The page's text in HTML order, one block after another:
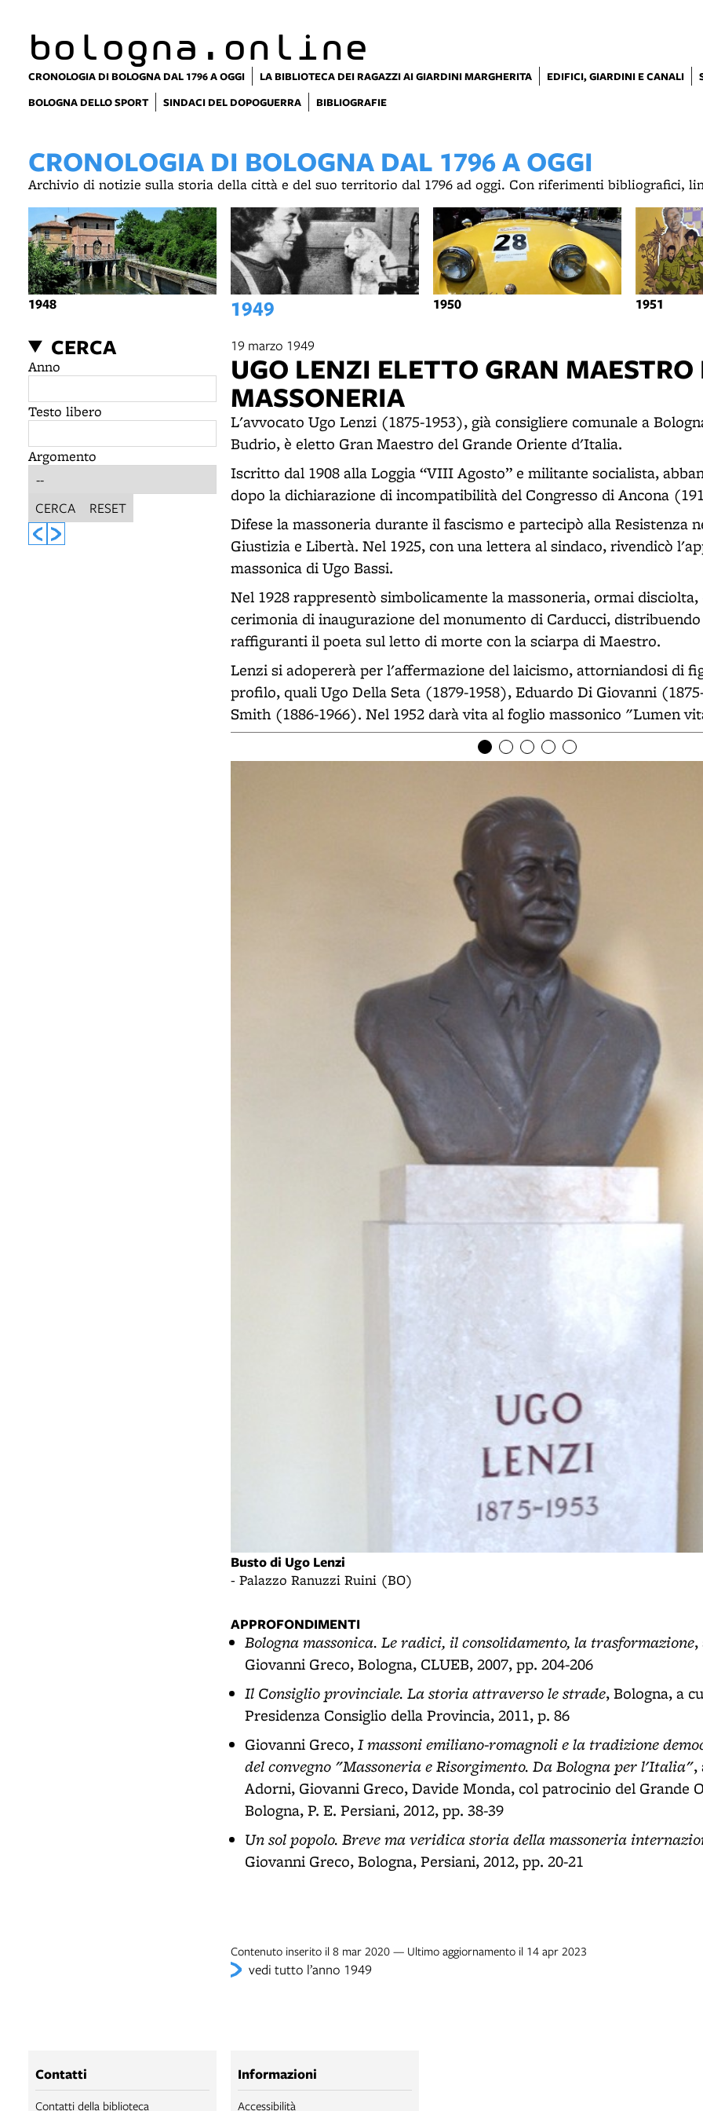
bologna.online
CRONOLOGIA DI BOLOGNA DAL 1796 A OGGI LA BIBLIOTECA DEI RAGAZZI AI GIARDINI MARGHERITA EDIFICI, GIARDINI E CANALI
BOLOGNA DELLO SPORT
SINDACI DEL DOPOGUERRA BIBLIOGRAFIE
CRONOLOGIA DI BOLOGNA DAL 1796 A OGGI
Archivio di notizie sulla storia della città e del suo territorio dal 1796 ad oggi. Con riferimenti bibliografici,
1948 1949 1950 1951
CERCA
Anno
Testo libero
Argomento
CERCA RESET
19 marzo 1949
UGO LENZI ELETTO GRAN
MASSONERIA
L'avvocato Ugo Lenzi (1875-1953), già consigliere comunale a
Budrio, è eletto Gran Maestro del Grande Oriente d'Italia.
Iscritto dal 1908 alla Loggia “VIII Agosto” e militante socialista,
dopo la dichiarazione di incompatibilità del Congresso di Ancona
Difese la massoneria durante il fascismo e partecipò alla Resistenza
Giustizia e Libertà. Nel 1925, con una lettera al sindaco, rivendicò
massonica di Ugo Bassi.
Nel 1928 rappresentò simbolicamente la massoneria, ormai
cerimonia di inaugurazione del monumento di Carducci,
raffiguranti il poeta sul letto di morte con la sciarpa di Maestro.
Lenzi si adopererà per l'affermazione del laicismo, attorniandosi di
profilo, quali Ugo Della Seta (1879-1958), Eduardo Di Giovanni
Smith (1886-1966). Nel 1952 darà vita al foglio massonico "Lumen
Busto di Ugo Lenzi
- Palazzo Ranuzzi Ruini (BO)
APPROFONDIMENTI
Bologna massonica. Le radici, il consolidamento, la trasformazione,
Giovanni Greco, Bologna, CLUEB, 2007, pp. 204-206
Il Consiglio provinciale. La storia attraverso le strade, Bologna, a
Presidenza Consiglio della Provincia, 2011, p. 86
Giovanni Greco,I massoni emiliano-romagnoli e la tradizione
del convegno "Massoneria e Risorgimento. Da Bologna per l'Italia",
Adorni, Giovanni Greco, Davide Monda, col patrocinio del Grande
Bologna, P. E. Persiani, 2012, pp. 38-39
Un sol popolo. Breve ma veridica storia della massoneria
Giovanni Greco, Bologna, Persiani, 2012, pp. 20-21
Contenuto inserito il 8 mar 2020 — Ultimo aggiornamento il 14 apr 2023
vedi tutto l’anno 1949
Contatti
Contatti della biblioteca
Informazioni
Accessibilità